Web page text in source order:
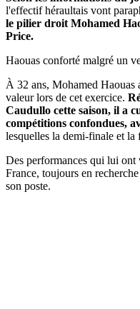
l'effectif héraultais vont
le pilier droit Mohamed
Price.
Haouas conforté malgré un
À 32 ans, Mohamed Haouas
valeur lors de cet exercice.
Caudullo cette saison, il a
compétitions confondues,
lesquelles la demi-finale et la
Des performances qui lui
France, toujours en
son poste.